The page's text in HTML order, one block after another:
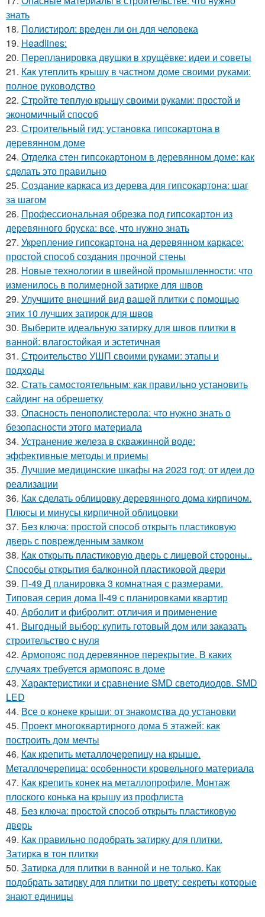
знать
18. Полистирол: вреден ли он для человека
19. Headlines:
20. Перепланировка двушки в хрущёвке: идеи и советы
21. Как утеплить крышу в частном доме своими руками:
полное руководство
22. Стройте теплую крышу своими руками: простой и
экономичный способ
23. Строительный гид: установка гипсокартона в
деревянном доме
24. Отделка стен гипсокартоном в деревянном доме: как
сделать это правильно
25. Создание каркаса из дерева для гипсокартона: шаг
за шагом
26. Профессиональная обрезка под гипсокартон из
деревянного бруска: все, что нужно знать
27. Укрепление гипсокартона на деревянном каркасе:
простой способ создания прочной стены
28. Новые технологии в швейной промышленности: что
изменилось в полимерной затирке для швов
29. Улучшите внешний вид вашей плитки с помощью
этих 10 лучших затирок для швов
30. Выберите идеальную затирку для швов плитки в
ванной: влагостойкая и эстетичная
31. Строительство УШП своими руками: этапы и
подходы
32. Стать самостоятельным: как правильно установить
сайдинг на обрешетку
33. Опасность пенополистерола: что нужно знать о
безопасности этого материала
34. Устранение железа в скважинной воде:
эффективные методы и приемы
35. Лучшие медицинские шкафы на 2023 год: от идеи до
реализации
36. Как сделать облицовку деревянного дома кирпичом.
Плюсы и минусы кирпичной облицовки
37. Без ключа: простой способ открыть пластиковую
дверь с поврежденным замком
38. Как открыть пластиковую дверь с лицевой стороны..
Способы открытия балконной пластиковой двери
39. П-49 Д планировка 3 комнатная с размерами.
Типовая серия дома II-49 с планировками квартир
40. Арболит и фибролит: отличия и применение
41. Выгодный выбор: купить готовый дом или заказать
строительство с нуля
42. Армопояс под деревянное перекрытие. В каких
случаях требуется армопояс в доме
43. Характеристики и сравнение SMD светодиодов. SMD
LED
44. Все о конеке крыши: от знакомства до установки
45. Проект многоквартирного дома 5 этажей: как
построить дом мечты
46. Как крепить металлочерепицу на крыше.
Металлочерепица: особенности кровельного материала
47. Как крепить конек на металлопрофиле. Монтаж
плоского конька на крышу из профлиста
48. Без ключа: простой способ открыть пластиковую
дверь
49. Как правильно подобрать затирку для плитки.
Затирка в тон плитки
50. Затирка для плитки в ванной и не только. Как
подобрать затирку для плитки по цвету: секреты которые
знают единицы